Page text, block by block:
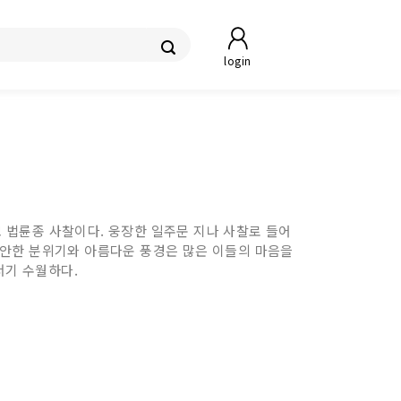
login
륜종 사찰이다. 웅장한 일주문 지나 사찰로 들어
한 분위기와 아름다운 풍경은 많은 이들의 마음을
기 수월하다.